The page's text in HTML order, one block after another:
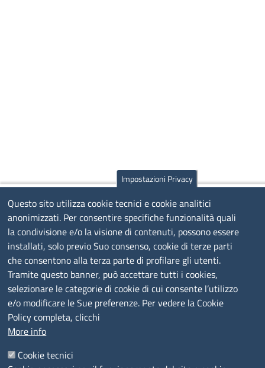
Impostazioni Privacy
Questo sito utilizza cookie tecnici e cookie analitici
anonimizzati. Per consentire specifiche funzionalità quali
la condivisione e/o la visione di contenuti, possono essere
installati, solo previo Suo consenso, cookie di terze parti
che consentono alla terza parte di profilare gli utenti.
Tramite questo banner, può accettare tutti i cookies,
selezionare le categorie di cookie di cui consente l’utilizzo
e/o modificare le Sue preferenze. Per vedere la Cookie
Policy completa, clicchi
More info
Cookie tecnici